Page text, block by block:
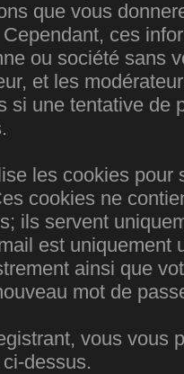
que vous
ces
ou société sans
et les
si une tentative de
les cookies pour
cookies ne
ils servent
est uniquement
ainsi que
mot de
vous vous
dessus.